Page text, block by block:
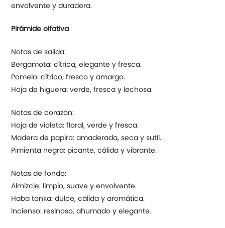
envolvente y duradera.
Pirámide olfativa
Notas de salida:
Bergamota: cítrica, elegante y fresca.
Pomelo: cítrico, fresco y amargo.
Hoja de higuera: verde, fresca y lechosa.
Notas de corazón:
Hoja de violeta: floral, verde y fresca.
Madera de papiro: amaderada, seca y sutil.
Pimienta negra: picante, cálida y vibrante.
Notas de fondo:
Almizcle: limpio, suave y envolvente.
Haba tonka: dulce, cálida y aromática.
Incienso: resinoso, ahumado y elegante.